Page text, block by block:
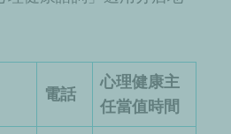
電話
心理健康主
任當值時間